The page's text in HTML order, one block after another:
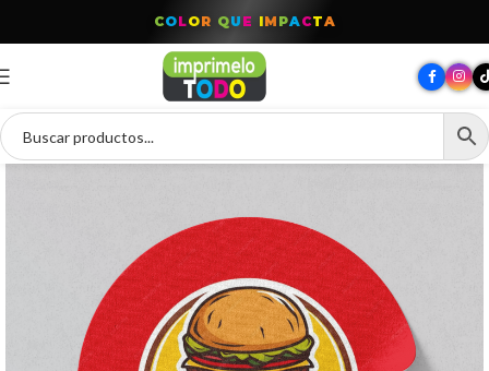
TODO P ARA TU MARCA